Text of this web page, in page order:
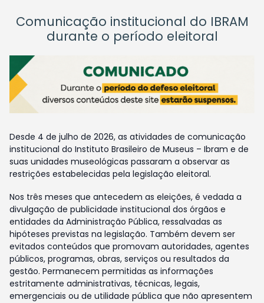
Comunicação institucional do IBRAM
durante o período eleitoral
Desde 4 de julho de 2026, as atividades de comunicação
institucional do Instituto Brasileiro de Museus – Ibram e de
suas unidades museológicas passaram a observar as
restrições estabelecidas pela legislação eleitoral.
Nos três meses que antecedem as eleições, é vedada a
divulgação de publicidade institucional dos órgãos e
entidades da Administração Pública, ressalvadas as
hipóteses previstas na legislação. Também devem ser
evitados conteúdos que promovam autoridades, agentes
públicos, programas, obras, serviços ou resultados da
gestão. Permanecem permitidas as informações
estritamente administrativas, técnicas, legais,
emergenciais ou de utilidade pública que não apresentem